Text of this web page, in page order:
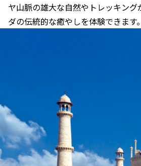
ヤ山脈の雄大な自然やトレッキン
ダの伝統的な癒やしを体験できます。